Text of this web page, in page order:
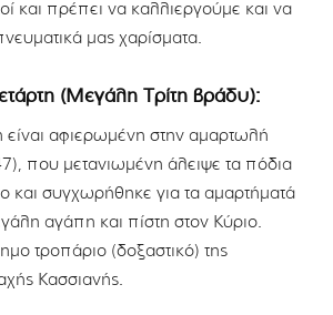
και πρέπει να καλλιεργούμε και να
μας χαρίσματα.
(Μεγάλη Τρίτη βράδυ):
αφιερωμένη στην αμαρτωλή
που μετανιωμένη άλειψε τα πόδια
και συγχωρήθηκε για τα αμαρτήματά
αγάπη και πίστη στον Κύριο.
τροπάριο (δοξαστικό) της
Κασσιανής.